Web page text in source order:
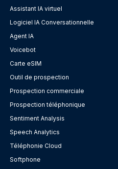
Assistant IA virtuel
Logiciel IA Conversationnelle
Agent IA
Voicebot
Carte eSIM
Outil de prospection
Prospection commerciale
Prospection téléphonique
Sentiment Analysis
Speech Analytics
Téléphonie Cloud
Softphone